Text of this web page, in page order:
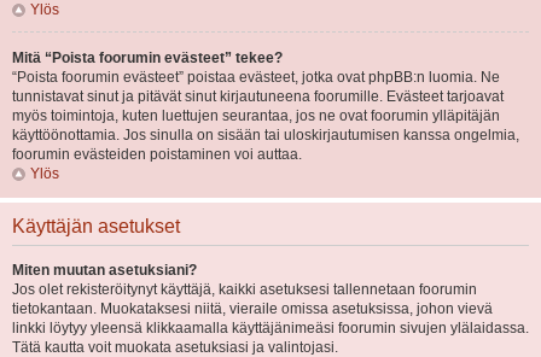
Ylös
Mitä “Poista foorumin evästeet” tekee?
“Poista foorumin evästeet” poistaa evästeet, jotka ovat phpBB:n luomia. Ne
tunnistavat sinut ja pitävät sinut kirjautuneena foorumille. Evästeet tarjoavat
myös toimintoja, kuten luettujen seurantaa, jos ne ovat foorumin ylläpitäjän
käyttöönottamia. Jos sinulla on sisään tai uloskirjautumisen kanssa ongelmia,
foorumin evästeiden poistaminen voi auttaa.
Ylös
Käyttäjän asetukset
Miten muutan asetuksiani?
Jos olet rekisteröitynyt käyttäjä, kaikki asetuksesi tallennetaan foorumin
tietokantaan. Muokataksesi niitä, vieraile omissa asetuksissa, johon vievä
linkki löytyy yleensä klikkaamalla käyttäjänimeäsi foorumin sivujen ylälaidassa.
Tätä kautta voit muokata asetuksiasi ja valintojasi.